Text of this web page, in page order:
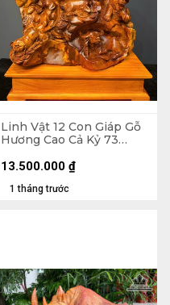
Linh Vật 12 Con Giáp Gỗ
Hương Cao Cả Kỷ 73
Cao 11
1 tháng trước
13.500.000 ₫